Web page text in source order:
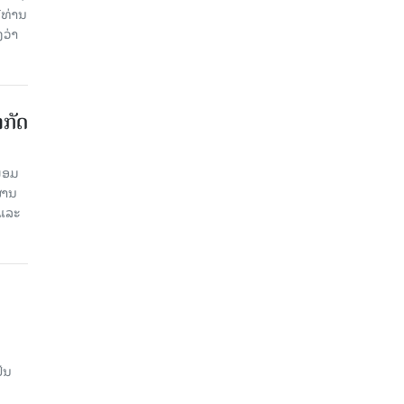
ານ
າ
ດ
ມ
ນ​
ລະ